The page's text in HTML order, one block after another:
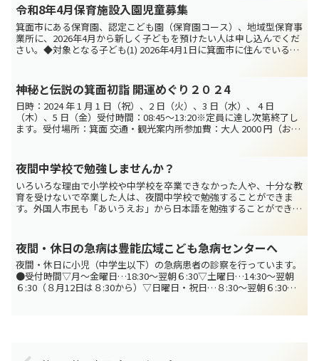
令和8年4月保育施設入園児童募集
箕面市にある保育園、認定こども園（保育園コース）、地域型保育事
業所に、2026年4月から新しく子どもを預けたい人は申し込んでくだ
さい。◆対象となる子ども(1) 2026年4月1日に箕面市に住んでいる、
神秘と伝説の箕面初詣 開運めぐり２０２4
日時：2024 年 1 月 1 日（祝）、2 日（火）、3 日（水）、 4 日
（木）、5 日（金）受付時間：08:45～13:20※定員に達し次第終了し
ます。受付場所：箕面 交通・観光案内所参加費：大人 2000 円（お年
夜間中学校で勉強しませんか？
いろいろな理由で小学校や中学校を卒業できなかった人や、十分な教
育を受けないで卒業した人は、夜間中学校で勉強することができま
す。外国人市民も「あいうえお」から日本語を勉強することができま
夜間・休日の急病は豊能広域こども急病センターへ
夜間・休日に小児（中学生以下）の急病患者の診察を行っています。
●受付時間▽月〜金曜日…18:30〜翌朝６:30▽土曜日…14:30〜翌朝
６:30（８月12日は８:30から）▽日曜日・祝日…８:30〜翌朝６:30診